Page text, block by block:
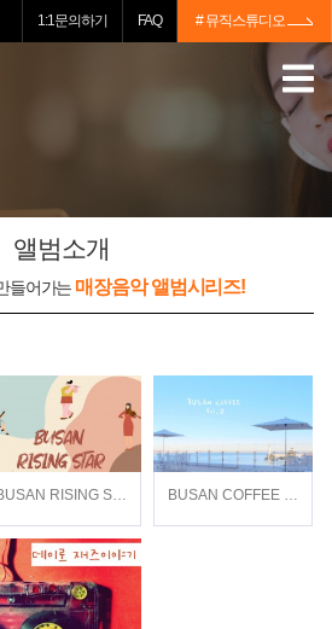
1:1문의하기 FAQ # 뮤직스튜디오
앨범소개
들어가는 매장음악 앨범시리즈!
/ 뉴에이지
RISING STAR / Various Artists / 재즈,클래
BUSAN COFFEE Vol.2 /